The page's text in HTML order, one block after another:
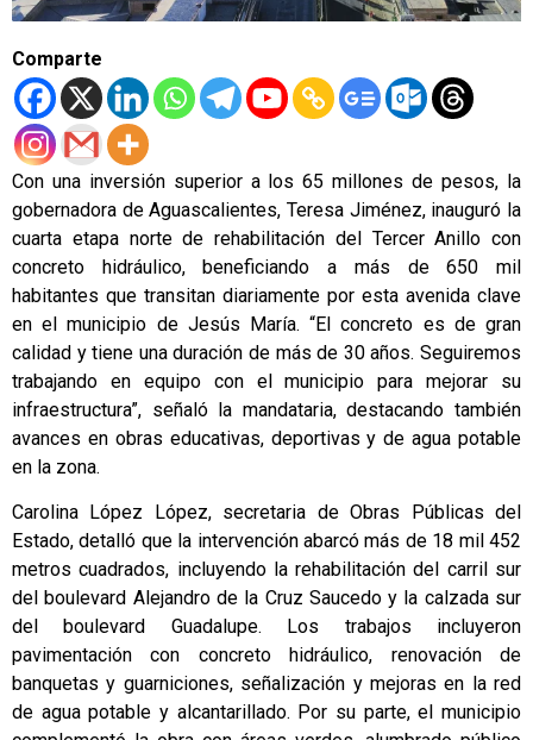
Comparte
Con una inversión superior a los 65 millones de pesos, la
gobernadora de Aguascalientes, Teresa Jiménez, inauguró la
cuarta etapa norte de rehabilitación del Tercer Anillo con
concreto hidráulico, beneficiando a más de 650 mil
habitantes que transitan diariamente por esta avenida clave
en el municipio de Jesús María. “El concreto es de gran
calidad y tiene una duración de más de 30 años. Seguiremos
trabajando en equipo con el municipio para mejorar su
infraestructura”, señaló la mandataria, destacando también
avances en obras educativas, deportivas y de agua potable
en la zona.
Carolina López López, secretaria de Obras Públicas del
Estado, detalló que la intervención abarcó más de 18 mil 452
metros cuadrados, incluyendo la rehabilitación del carril sur
del boulevard Alejandro de la Cruz Saucedo y la calzada sur
del boulevard Guadalupe. Los trabajos incluyeron
pavimentación con concreto hidráulico, renovación de
banquetas y guarniciones, señalización y mejoras en la red
de agua potable y alcantarillado. Por su parte, el municipio